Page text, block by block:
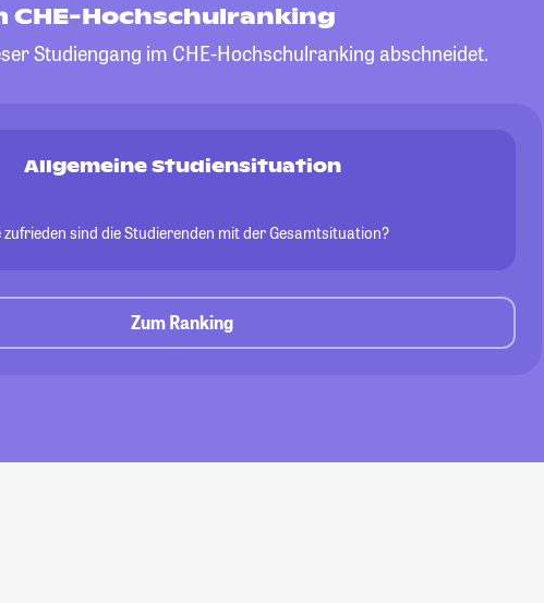
CHE-Hochschulranking
Studiengang im CHE-Hochschulranking abschneidet.
Allgemeine Studiensituation
zufrieden sind die Studierenden mit der Gesamtsituation?
Zum Ranking